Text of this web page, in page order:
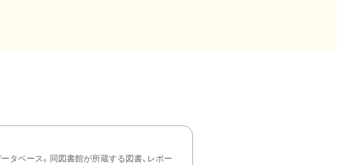
タベース。同図書館が所蔵する図書、レポー